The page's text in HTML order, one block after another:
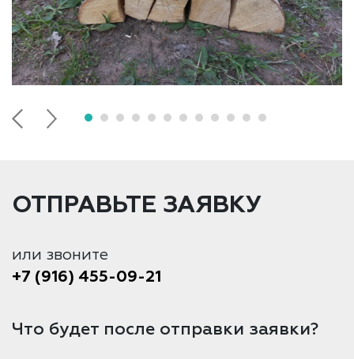
ОТПРАВЬТЕ ЗАЯВКУ
или звоните
+7 (916) 455-09-21
Что будет после отправки заявки?